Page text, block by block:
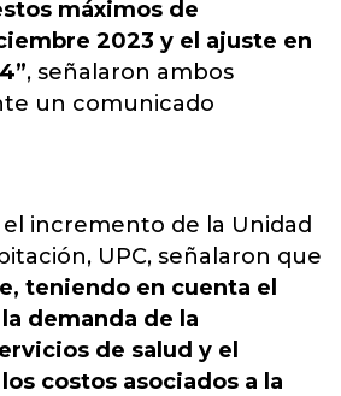
máximos de
2023 y el ajuste en
, señalaron ambos
un comunicado
incremento de la Unidad
UPC, señalaron que
teniendo en cuenta el
demanda de la
de salud y el
costos asociados a la